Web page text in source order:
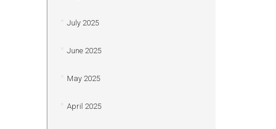
July 2025
June 2025
May 2025
April 2025